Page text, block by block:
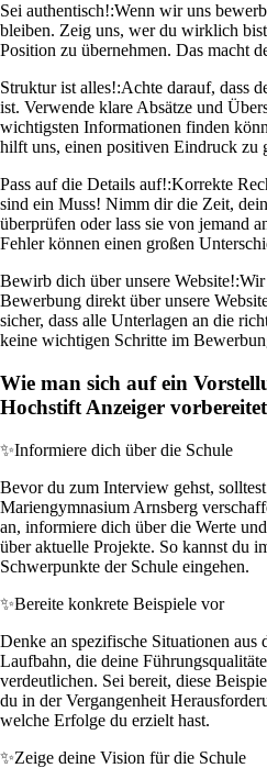
Sei authentisch!:Wenn wir uns
bleiben. Zeig uns, wer du wirklich
Position zu übernehmen. Das macht
Struktur ist alles!:Achte darauf, dass
ist. Verwende klare Absätze und
wichtigsten Informationen finden
hilft uns, einen positiven Eindruck zu
Pass auf die Details auf!:Korrekte
sind ein Muss! Nimm dir die Zeit,
überprüfen oder lass sie von jemand
Fehler können einen großen
Bewirb dich über unsere Website!:Wir
Bewerbung direkt über unsere
sicher, dass alle Unterlagen an die
keine wichtigen Schritte im
Wie man sich auf ein
Hochstift Anzeiger vorbereitet
✨Informiere dich über die Schule
Bevor du zum Interview gehst,
Mariengymnasium Arnsberg
an, informiere dich über die Werte
über aktuelle Projekte. So kannst du
Schwerpunkte der Schule eingehen.
✨Bereite konkrete Beispiele vor
Denke an spezifische Situationen aus
Laufbahn, die deine
verdeutlichen. Sei bereit, diese
du in der Vergangenheit
welche Erfolge du erzielt hast.
✨Zeige deine Vision für die Schule